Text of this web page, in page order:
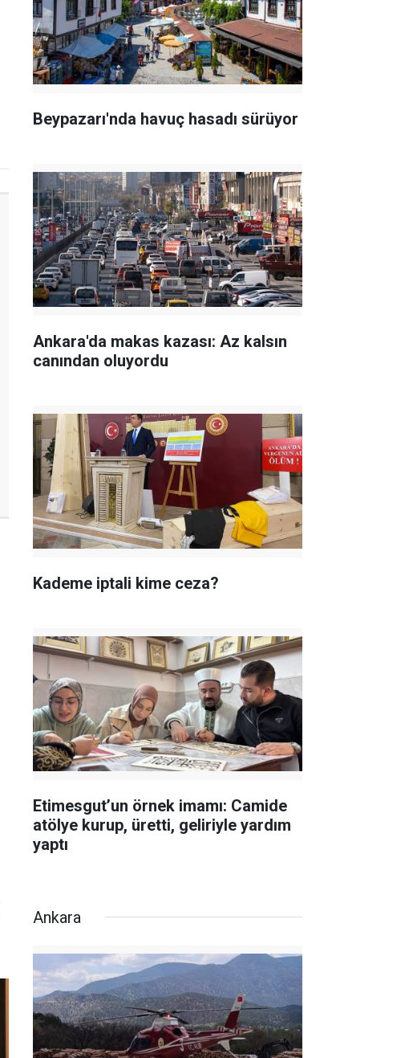
Beypazarı'nda havuç hasadı sürüyor
Ankara'da makas kazası: Az kalsın
canından oluyordu
Kademe iptali kime ceza?
Etimesgut’un örnek imamı: Camide
atölye kurup, üretti, geliriyle yardım
yaptı
Ankara